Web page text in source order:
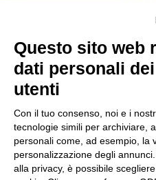
I nostri punti di ritiro e
maggiori
Torino|Milano|Roma|
Napoli
Questo sito web
dati personali
utenti
Con il tuo consenso, noi e i
tecnologie simili per archiviare,
personali come, ad esempio, la
personalizzazione degli
alla privacy, è possibile